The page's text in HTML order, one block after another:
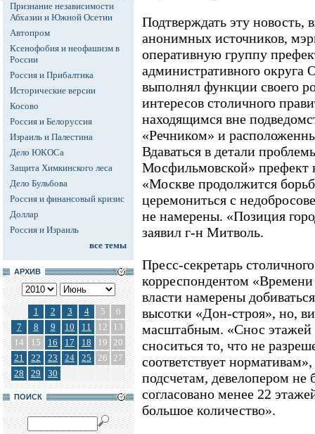
Признание независимости
Абхазии и Южной Осетии
Автопром
Ксенофобия и неофашизм в
России
Россия и Прибалтика
Исторические версии
Косово
Россия и Белоруссия
Израиль и Палестина
Дело ЮКОСа
Защита Химкинского леса
Дело Бульбова
Россия и финансовый кризис
Доллар
Россия и Израиль
все темы
АРХИВ
1 2 3 4 5
6
7
8 9 10 11 12
13
14
15 16 17 18 19 20
21
22 23 24 25 26 27
28
29 30
ПОИСК
Подтверждать эту
анонимных источников,
оперативную группу
административного округа
выполнял функции своего
интересов столичного
находящимся вне
«Речником» и
Вдаваться в детали
Мосфильмовской» префект
«Москве продолжится
церемониться с
не намерены. «Позиция
заявил г-н Митволь.
Пресс-секретарь
корреспондентом
власти намерены
высотки «Дон-строя», но,
масштабным. «Снос этажей
сноситься то, что не
соответствует
подсчетам, девелопером
согласовано менее 22
большое количество».